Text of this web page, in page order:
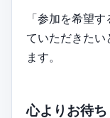
「参加を希望
ていただきたい
ます。
心よりお待